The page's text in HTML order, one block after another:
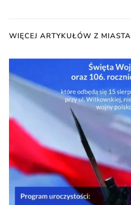
WIĘCEJ ARTYKUŁÓW Z MIASTA